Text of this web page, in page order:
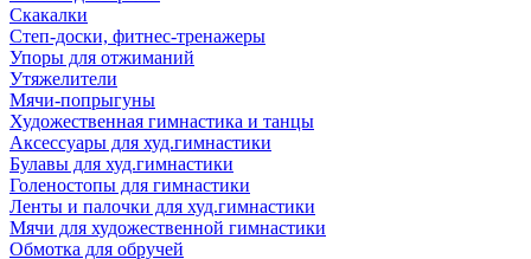
Скакалки
Степ-доски, фитнес-тренажеры
Упоры для отжиманий
Утяжелители
Мячи-попрыгуны
Художественная гимнастика и танцы
Аксессуары для худ.гимнастики
Булавы для худ.гимнастики
Голеностопы для гимнастики
Ленты и палочки для худ.гимнастики
Мячи для художественной гимнастики
Обмотка для обручей